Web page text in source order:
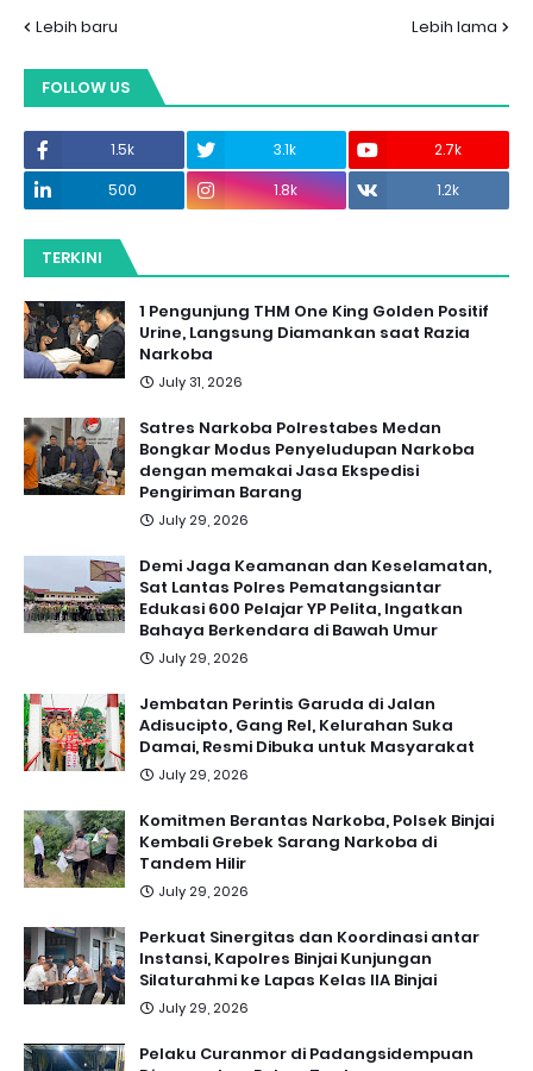
Lebih baru Lebih lama
FOLLOW US
1.5k 3.1k
2.7k
500
1.8k 1.2k
TERKINI
1 Pengunjung THM One King Golden Positif
Urine, Langsung Diamankan saat Razia
Narkoba
July 31, 2026
Satres Narkoba Polrestabes Medan
Bongkar Modus Penyeludupan Narkoba
dengan memakai Jasa Ekspedisi
Pengiriman Barang
July 29, 2026
Demi Jaga Keamanan dan Keselamatan,
Sat Lantas Polres Pematangsiantar
Edukasi 600 Pelajar YP Pelita, Ingatkan
Bahaya Berkendara di Bawah Umur
July 29, 2026
Jembatan Perintis Garuda di Jalan
Adisucipto, Gang Rel, Kelurahan Suka
Damai, Resmi Dibuka untuk Masyarakat
July 29, 2026
Komitmen Berantas Narkoba, Polsek Binjai
Kembali Grebek Sarang Narkoba di
Tandem Hilir
July 29, 2026
Perkuat Sinergitas dan Koordinasi antar
Instansi, Kapolres Binjai Kunjungan
Silaturahmi ke Lapas Kelas IIA Binjai
July 29, 2026
Pelaku Curanmor di Padangsidempuan